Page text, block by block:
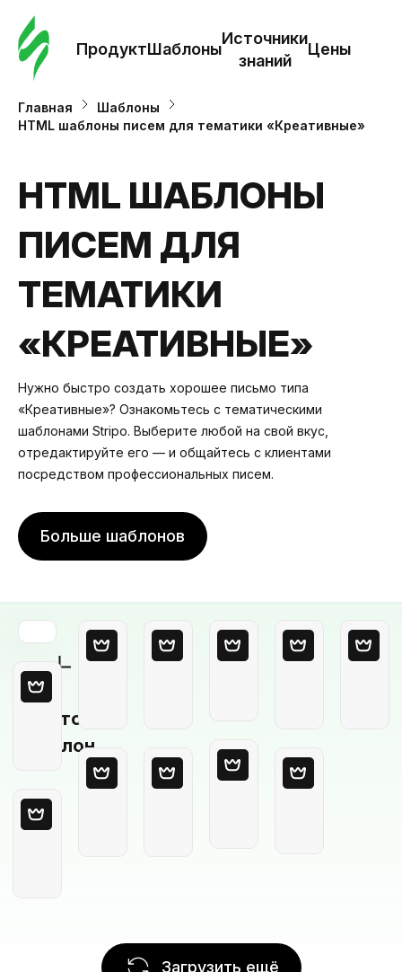
ПродуктШаблоны
Источники
знаний
Цены
Главная
Шаблоны
HTML шаблоны писем для тематики «Креативные»
HTML ШАБЛОНЫ
ПИСЕМ ДЛЯ
ТЕМАТИКИ
«КРЕАТИВНЫЕ»
Нужно быстро создать хорошее письмо типа
«Креативные»? Ознакомьтесь с тематическими
шаблонами Stripo. Выберите любой на свой вкус,
отредактируйте его — и общайтесь с клиентами
посредством профессиональных писем.
Больше шаблонов
Пустой
шаблон
Загрузить ещё